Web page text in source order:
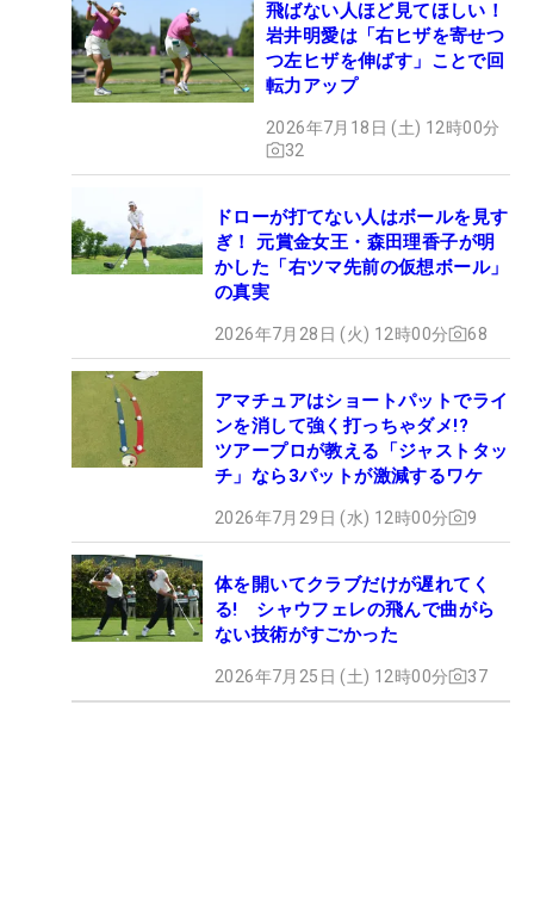
飛ばない人ほど見てほしい！
岩井明愛は「右ヒザを寄せつ
つ左ヒザを伸ばす」ことで回
転力アップ
2026年7月18日 (土) 12時00分
32
ドローが打てない人はボールを見す
ぎ！ 元賞金女王・森田理香子が明
かした「右ツマ先前の仮想ボール」
の真実
2026年7月28日 (火) 12時00分 68
アマチュアはショートパットでライ
ンを消して強く打っちゃダメ!?
ツアープロが教える「ジャストタッ
チ」なら3パットが激減するワケ
2026年7月29日 (水) 12時00分 9
体を開いてクラブだけが遅れてく
る! シャウフェレの飛んで曲がら
ない技術がすごかった
2026年7月25日 (土) 12時00分 37